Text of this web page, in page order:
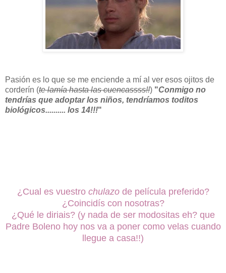
Pasión es lo que se me enciende a mí al ver esos ojitos de
corderín (te lamía hasta las cuencassss!!) "Conmigo no
tendrías que adoptar los niños, tendríamos toditos
biológicos.......... los 14!!!"
¿Cual es vuestro chulazo de película preferido?
¿Coincidís con nosotras?
¿Qué le diriais? (y nada de ser modositas eh? que
Padre Boleno hoy nos va a poner como velas cuando
llegue a casa!!)